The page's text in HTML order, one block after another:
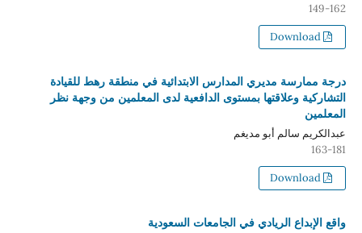
149-162
Download
درجة ممارسة مديري المدارس الابتدائية في منطقة رهط للقيادة
التشاركية وعلاقتها بمستوى الدافعية لدى المعلمين من وجهة نظر
المعلمين
عبدالكريم سالم أبو مديغم
163-181
Download
واقع الإبداع الريادي في الجامعات السعودية